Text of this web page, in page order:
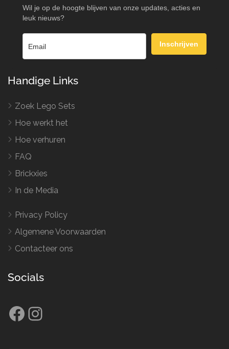
Wil je op de hoogte blijven van onze updates, acties en
leuk nieuws?
Inschrijven
Handige Links
Zoek Lego Sets
Hoe werkt het
Hoe verhuren
FAQ
Brickxies
In de Media
Privacy Policy
Algemene Voorwaarden
Contacteer ons
Socials
Facebook
Instagram